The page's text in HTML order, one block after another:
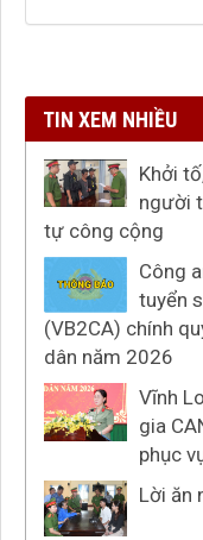
TIN XEM NHIỀU
Khởi
người
tự công cộng
Công
tuyển
(VB2CA) chính
dân năm 2026
Vĩnh
gia
phục
Lời ăn